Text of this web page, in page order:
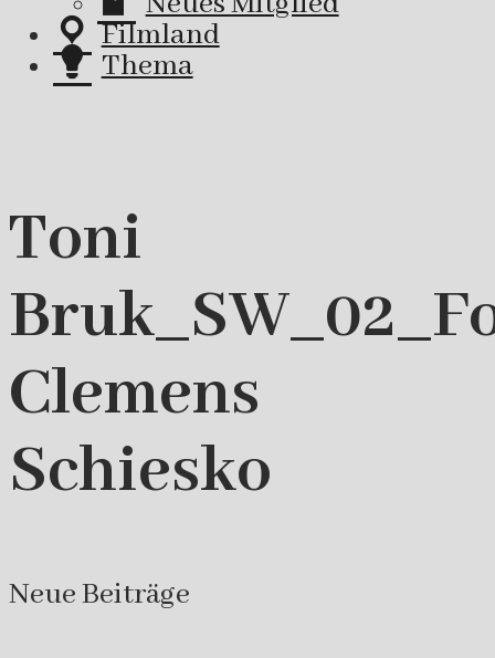
Filmland
Thema
Toni
Clemens
Schiesko
Neue Beiträge